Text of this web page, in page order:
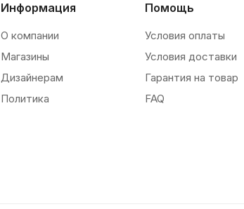
Информация
О компании
Магазины
Дизайнерам
Политика
Помощь
Условия оплаты
Условия доставки
Гарантия на товар
FAQ